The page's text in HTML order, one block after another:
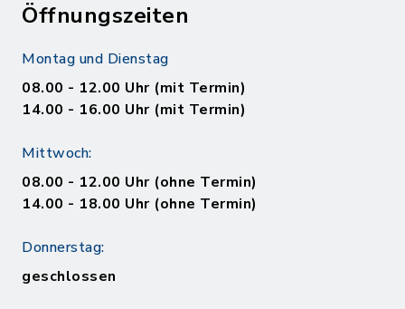
Öffnungszeiten
Montag und Dienstag
08.00 - 12.00 Uhr (mit Termin)
14.00 - 16.00 Uhr (mit Termin)
Mittwoch:
08.00 - 12.00 Uhr (ohne Termin)
14.00 - 18.00 Uhr (ohne Termin)
Donnerstag:
geschlossen